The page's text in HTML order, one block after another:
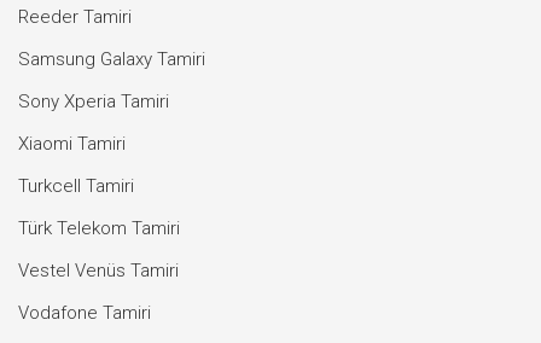
Reeder Tamiri
Samsung Galaxy Tamiri
Sony Xperia Tamiri
Xiaomi Tamiri
Turkcell Tamiri
Türk Telekom Tamiri
Vestel Venüs Tamiri
Vodafone Tamiri